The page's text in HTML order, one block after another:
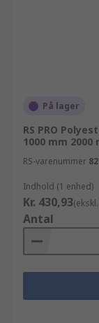
På lager
RS PRO
1000 mm 2000
RS-varenummer
Indhold (1 enhed)
Kr. 430,93
Antal